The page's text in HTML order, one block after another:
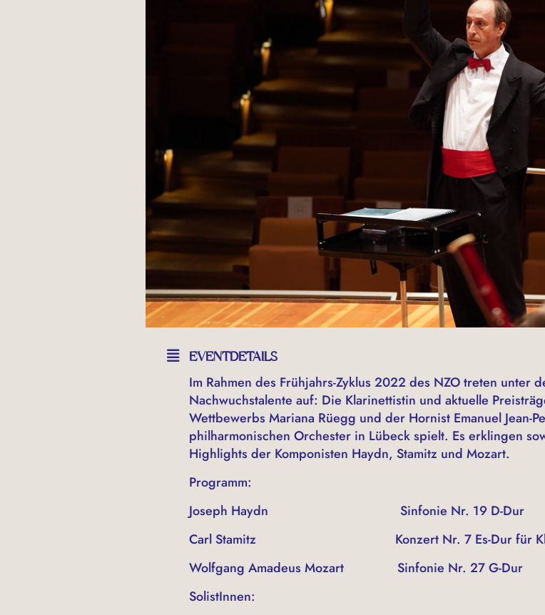
EVENTDETAILS
Im Rahmen des Frühjahrs-Zyklus 2022 des NZO treten unter
Nachwuchstalente auf: Die Klarinettistin und aktuelle
Wettbewerbs Mariana Rüegg und der Hornist Emanuel Jean-
philharmonischen Orchester in Lübeck spielt. Es erklingen
Highlights der Komponisten Haydn, Stamitz und Mozart.
Programm:
Joseph Haydn Sinfonie Nr.
Carl Stamitz Konzert Nr. 7 Es-Dur für
Wolfgang Amadeus Mozart Sinfonie
SolistInnen: